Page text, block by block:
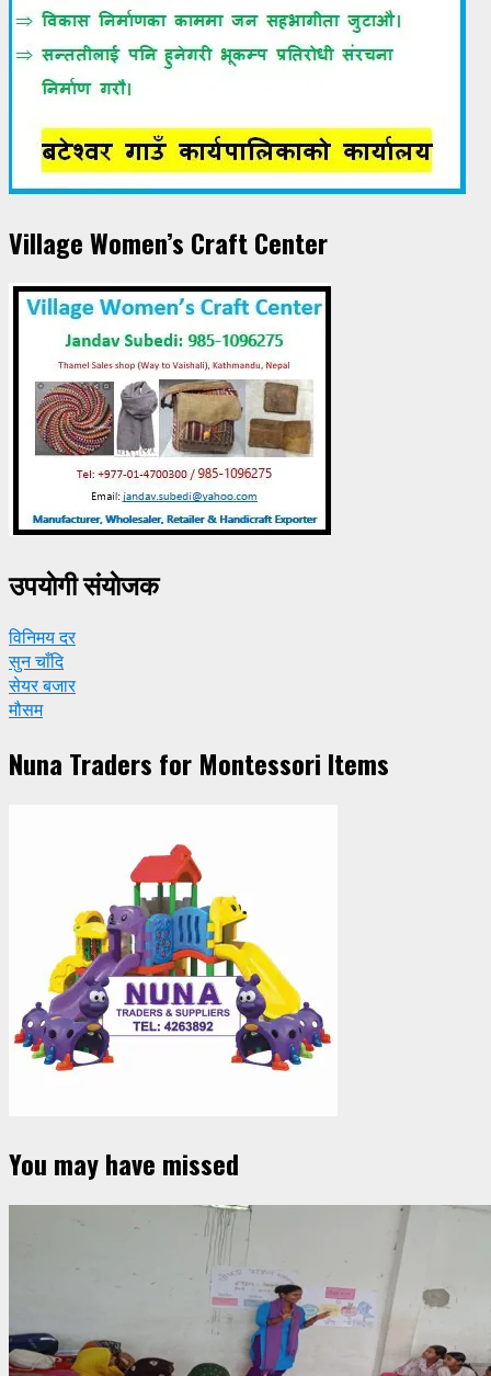
Village Women’s Craft Center
उपयाेगी संयाेजक
विनिमय दर
सुन चाँदि
सेयर बजार
मौसम
Nuna Traders for Montessori Items
You may have missed